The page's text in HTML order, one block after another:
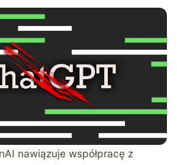
nawiązuje współpracę z